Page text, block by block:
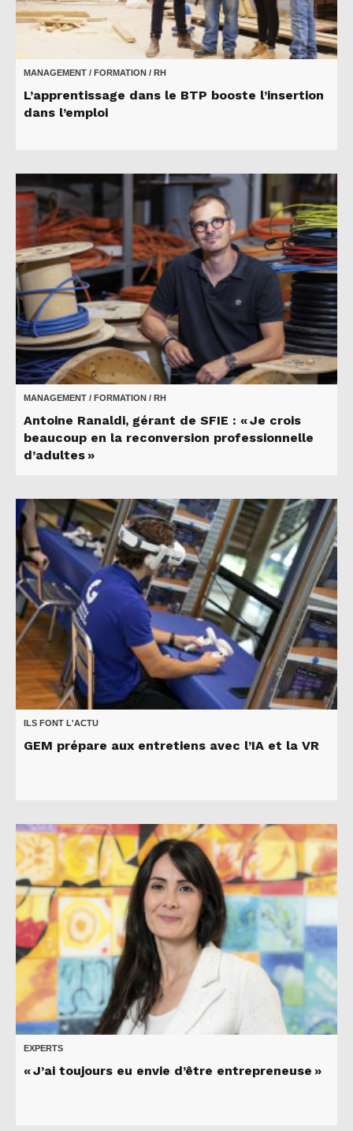
MANAGEMENT / FORMATION / RH
L’apprentissage dans le BTP booste l’insertion
dans l’emploi
MANAGEMENT / FORMATION / RH
Antoine Ranaldi, gérant de SFIE : « Je crois
beaucoup en la reconversion professionnelle
d’adultes »
ILS FONT L'ACTU
GEM prépare aux entretiens avec l’IA et la VR
EXPERTS
« J’ai toujours eu envie d’être entrepreneuse »